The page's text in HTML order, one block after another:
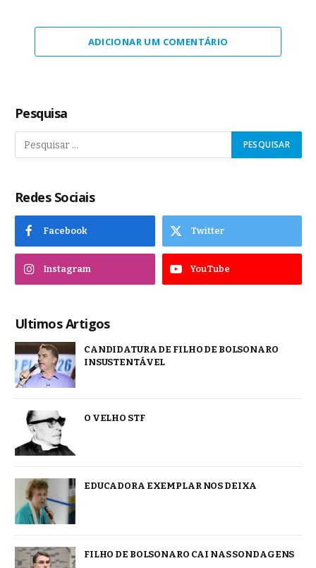
ADICIONAR UM COMENTÁRIO
Pesquisa
Redes Sociais
Facebook Twitter
Instagram YouTube
Ultimos Artigos
CANDIDATURA DE FILHO DE BOLSONARO
INSUSTENTÁVEL
O VELHO STF
EDUCADORA EXEMPLAR NOS DEIXA
FILHO DE BOLSONARO CAI NAS SONDAGENS